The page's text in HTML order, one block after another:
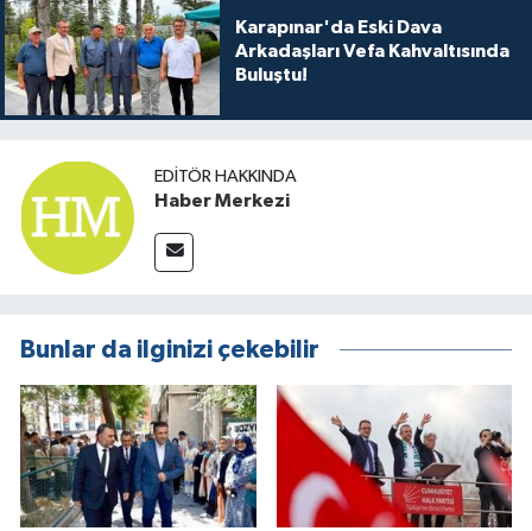
Karapınar'da Eski Dava
Arkadaşları Vefa Kahvaltısında
Buluştu!
EDITÖR HAKKINDA
Haber Merkezi
Bunlar da ilginizi çekebilir